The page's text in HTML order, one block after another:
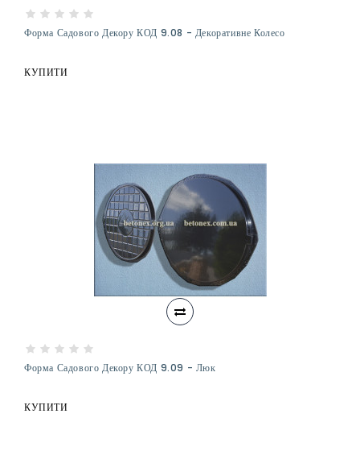
Форма Садового Декору КОД 9.08 - Декоративне Колесо
КУПИТИ
Форма Садового Декору КОД 9.09 - Люк
КУПИТИ